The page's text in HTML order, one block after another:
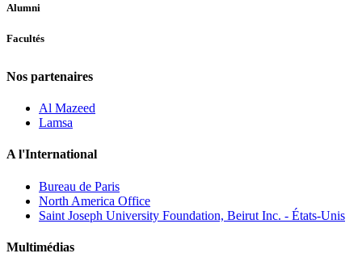
Alumni
Facultés
Nos partenaires
Al Mazeed
Lamsa
A l'International
Bureau de Paris
North America Office
Saint Joseph University Foundation, Beirut Inc. - États-Unis
Multimédias